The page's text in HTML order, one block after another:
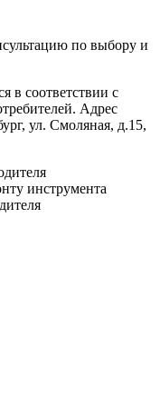
по выбору и
в соответствии с
Адрес
ул. Смоляная, д.15,
инструмента